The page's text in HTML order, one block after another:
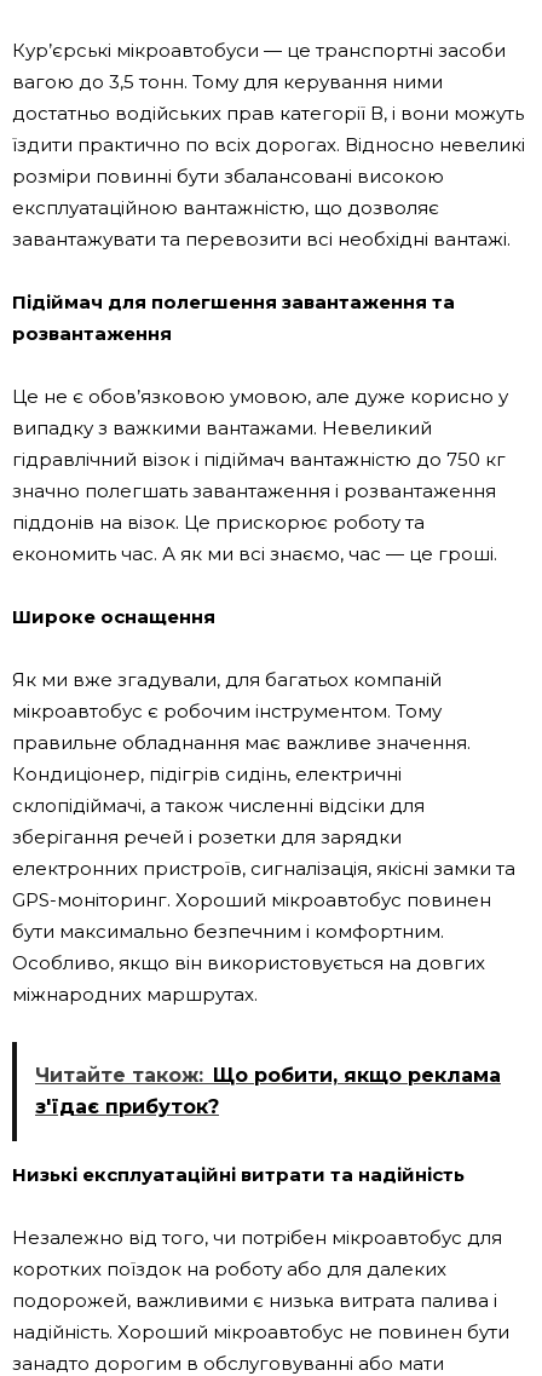
Кур’єрські мікроавтобуси — це транспортні засоби
вагою до 3,5 тонн. Тому для керування ними
достатньо водійських прав категорії В, і вони можуть
їздити практично по всіх дорогах. Відносно невеликі
розміри повинні бути збалансовані високою
експлуатаційною вантажністю, що дозволяє
завантажувати та перевозити всі необхідні вантажі.
Підіймач для полегшення завантаження та
розвантаження
Це не є обов’язковою умовою, але дуже корисно у
випадку з важкими вантажами. Невеликий
гідравлічний візок і підіймач вантажністю до 750 кг
значно полегшать завантаження і розвантаження
піддонів на візок. Це прискорює роботу та
економить час. А як ми всі знаємо, час — це гроші.
Широке оснащення
Як ми вже згадували, для багатьох компаній
мікроавтобус є робочим інструментом. Тому
правильне обладнання має важливе значення.
Кондиціонер, підігрів сидінь, електричні
склопідіймачі, а також численні відсіки для
зберігання речей і розетки для зарядки
електронних пристроїв, сигналізація, якісні замки та
GPS-моніторинг. Хороший мікроавтобус повинен
бути максимально безпечним і комфортним.
Особливо, якщо він використовується на довгих
міжнародних маршрутах.
Читайте також: Що робити, якщо реклама
з'їдає прибуток?
Низькі експлуатаційні витрати та надійність
Незалежно від того, чи потрібен мікроавтобус для
коротких поїздок на роботу або для далеких
подорожей, важливими є низька витрата палива і
надійність. Хороший мікроавтобус не повинен бути
занадто дорогим в обслуговуванні або мати